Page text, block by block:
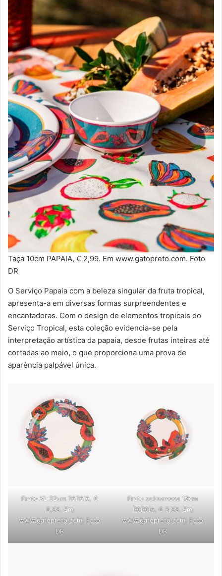
Taça 10cm PAPAIA, € 2,99. Em www.gatopreto.com. Foto
DR
O Serviço Papaia com a beleza singular da fruta tropical,
apresenta-a em diversas formas surpreendentes e
encantadoras. Com o design de elementos tropicais do
Serviço Tropical, esta coleção evidencia-se pela
interpretação artística da papaia, desde frutas inteiras até
cortadas ao meio, o que proporciona uma prova de
aparência palpável única.
Prato XL 32cm PAPAIA, €
6,99. Em
www.gatopreto.com. Foto
DR
Prato sobremesa 19cm
PAPAIA, € 3,99. Em
www.gatopreto.com. Foto
DR